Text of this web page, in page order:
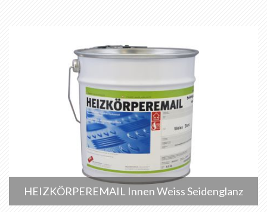
HEIZKÖRPEREMAIL Innen Weiss Seidenglanz